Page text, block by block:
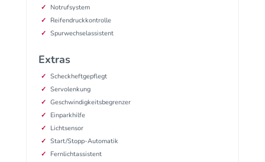
Notrufsystem
Reifendruckkontrolle
Spurwechselassistent
Extras
Scheckheftgepflegt
Servolenkung
Geschwindigkeitsbegrenzer
Einparkhilfe
Lichtsensor
Start/Stopp-Automatik
Fernlichtassistent